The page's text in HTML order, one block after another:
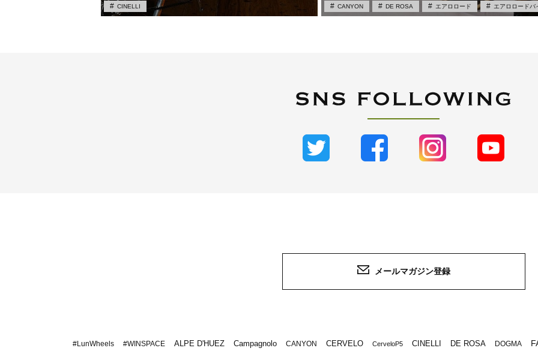
CINELLI CANYON DE ROSA エアロロード エアロロードバ
メールマガジン登録
#LunWheels #WINSPACE ALPE D'HUEZ Campagnolo CANYON CERVELO CerveloP5 CINELLI DE ROSA DOGMA